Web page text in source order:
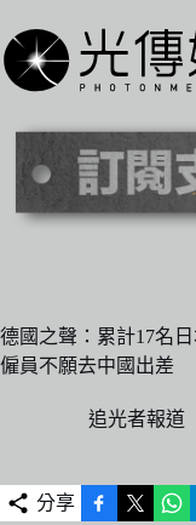
至
主
內
德國之聲：累計17名
僱員不願去中國出差
追光者報道
分享